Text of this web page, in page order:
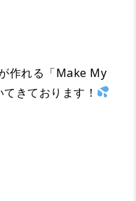
作れる「Make My
きております！